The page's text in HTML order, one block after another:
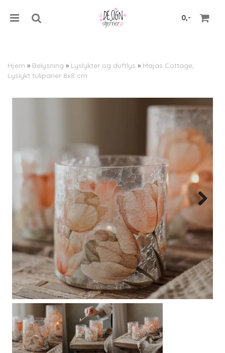
0,-
Hjem » Belysning » Lyslykter og duftlys » Majas Cottage,
Lyslykt tulipaner 8x8 cm
Trykk ENTER for å søke